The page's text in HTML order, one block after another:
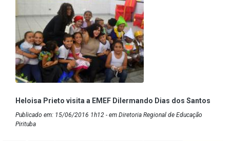
Heloisa Prieto visita a EMEF Dilermando Dias dos Santos
Publicado em: 15/06/2016 1h12 - em Diretoria Regional de Educação
Pirituba